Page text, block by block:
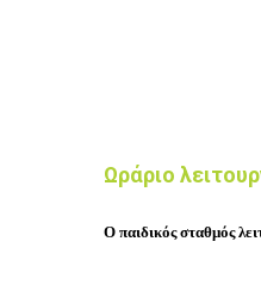
Ωράριο
Ο παιδικός σταθμός